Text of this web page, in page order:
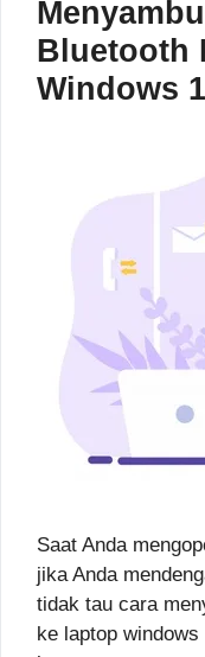
Bluetooth
Windows
Saat Anda
jika Anda
tidak tau cara
ke laptop